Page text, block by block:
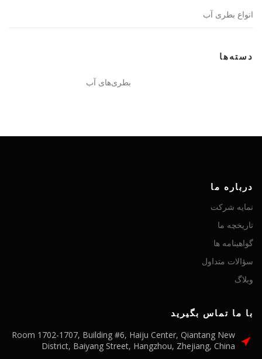
انواع بطری آب
دسته‌ها
بطری‌های آب
درباره ما
نمایه شرکت
تاریخچه ما
گواهینامه ها
سؤالات متداول
وبلاگ
با ما تماس بگیرید
Room 1702-1707, Building #6, Haiju Center, Qiantang New
District, Baiyang Street, Hangzhou, Zhejiang, China